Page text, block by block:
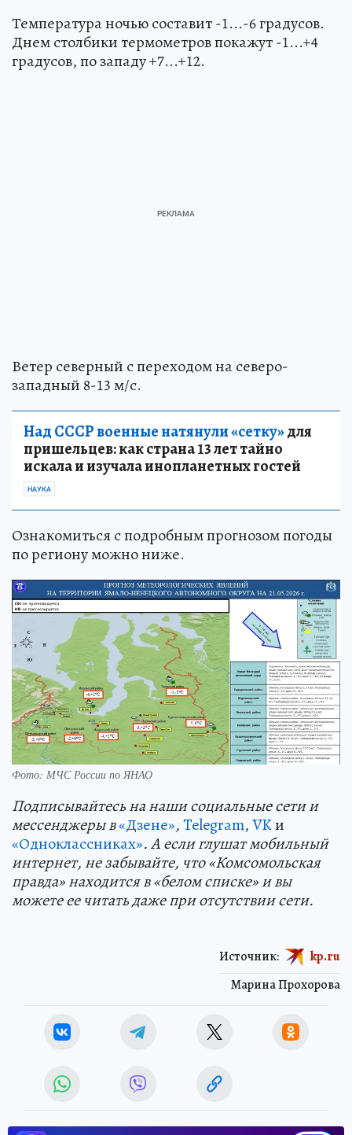
Температура ночью составит -1...-6 градусов.
Днем столбики термометров покажут -1...+4
градусов, по западу +7...+12.
Ветер северный с переходом на северо-
западный 8-13 м/с.
Над СССР военные натянули «сетку»для
пришельцев: как страна 13 лет тайно
искала и изучала инопланетных гостей
НАУКА
Ознакомиться с подробным прогнозом погоды
по региону можно ниже.
Фото: МЧС России по ЯНАО
Подписывайтесь на наши социальные сети и
мессенджеры в«Дзене»,Telegram,VKи
«Одноклассниках». А если глушат мобильный
интернет, не забывайте, что «Комсомольская
правда» находится в «белом списке» и вы
можете ее читать даже при отсутствии сети.
Марина Прохорова
Источник: kp.ru